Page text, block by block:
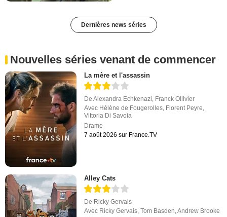
Dernières news séries
Nouvelles séries venant de commencer
La mère et l'assassin
DeAlexandra Echkenazi Franck Ollivier
Avec Hélène de Fougerolles Florent Peyre
Vittoria Di Savoia
Drame
7 août 2026 sur France.TV
Alley Cats
De Ricky Gervais
Avec Ricky Gervais,Tom Basden,Andrew Brooke